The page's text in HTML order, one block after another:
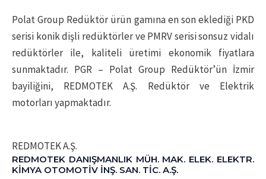
Polat Group Redüktör ürün gamına en son eklediği PKD
serisi konik dişli redüktörler ve PMRV serisi sonsuz vidalı
redüktörler ile, kaliteli üretimi ekonomik fiyatlara
sunmaktadır. PGR – Polat Group Redüktör’ün İzmir
bayiliğini, REDMOTEK A.Ş. Redüktör ve Elektrik
motorları yapmaktadır.
REDMOTEK A.Ş.
REDMOTEK DANIŞMANLIK MÜH. MAK. ELEK. ELEKTR.
KİMYA OTOMOTİV İNŞ. SAN. TİC. A.Ş.